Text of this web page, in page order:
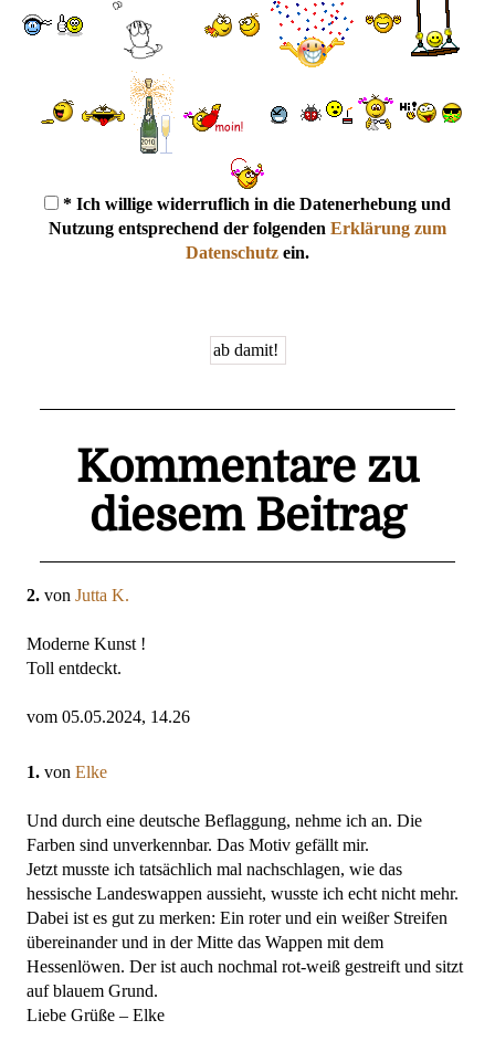
* Ich willige widerruflich in die Datenerhebung und
Nutzung entsprechend der folgenden Erklärung zum
Datenschutz ein.
Kommentare zu
diesem Beitrag
2. von Jutta K.
Moderne Kunst !
Toll entdeckt.
vom 05.05.2024, 14.26
1. von Elke
Und durch eine deutsche Beflaggung, nehme ich an. Die
Farben sind unverkennbar. Das Motiv gefällt mir.
Jetzt musste ich tatsächlich mal nachschlagen, wie das
hessische Landeswappen aussieht, wusste ich echt nicht mehr.
Dabei ist es gut zu merken: Ein roter und ein weißer Streifen
übereinander und in der Mitte das Wappen mit dem
Hessenlöwen. Der ist auch nochmal rot-weiß gestreift und sitzt
auf blauem Grund.
Liebe Grüße – Elke